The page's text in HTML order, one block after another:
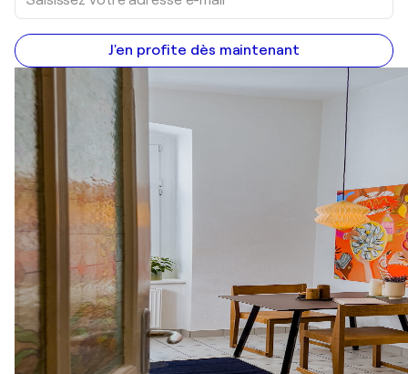
J'en profite dès maintenant